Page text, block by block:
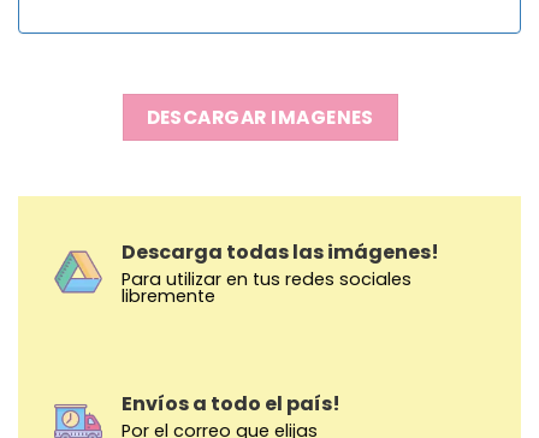
DESCARGAR IMAGENES
Descarga todas las imágenes!
Para utilizar en tus redes sociales
libremente
Envíos a todo el país!
Por el correo que elijas